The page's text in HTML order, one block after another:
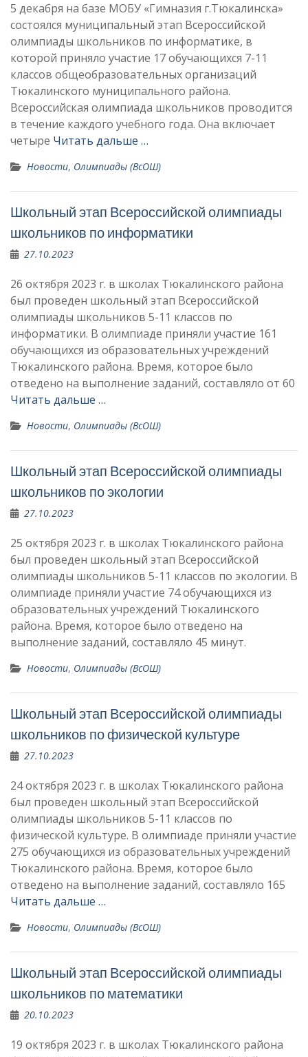
5 декабря на базе МОБУ «Гимназия г.Тюкалинска»
состоялся муниципальный этап Всероссийской
олимпиады школьников по информатике, в
которой приняло участие 17 обучающихся 7-11
классов общеобразовательных организаций
Тюкалинского муниципального района.
Всероссийская олимпиада школьников проводится
в течение каждого учебного года. Она включает
четыре Читать дальше …
Новости, Олимпиады (ВсОШ)
Школьный этап Всероссийской олимпиады
школьников по информатики
27.10.2023
26 октября 2023 г. в школах Тюкалинского района
был проведен школьный этап Всероссийской
олимпиады школьников 5-11 классов по
информатики. В олимпиаде приняли участие 161
обучающихся из образовательных учреждений
Тюкалинского района. Время, которое было
отведено на выполнение заданий, составляло от 60
Читать дальше …
Новости, Олимпиады (ВсОШ)
Школьный этап Всероссийской олимпиады
школьников по экологии
27.10.2023
25 октября 2023 г. в школах Тюкалинского района
был проведен школьный этап Всероссийской
олимпиады школьников 5-11 классов по экологии. В
олимпиаде приняли участие 74 обучающихся из
образовательных учреждений Тюкалинского
района. Время, которое было отведено на
выполнение заданий, составляло 45 минут.
Новости, Олимпиады (ВсОШ)
Школьный этап Всероссийской олимпиады
школьников по физической культуре
27.10.2023
24 октября 2023 г. в школах Тюкалинского района
был проведен школьный этап Всероссийской
олимпиады школьников 5-11 классов по
физической культуре. В олимпиаде приняли участие
275 обучающихся из образовательных учреждений
Тюкалинского района. Время, которое было
отведено на выполнение заданий, составляло 165
Читать дальше …
Новости, Олимпиады (ВсОШ)
Школьный этап Всероссийской олимпиады
школьников по математики
20.10.2023
19 октября 2023 г. в школах Тюкалинского района